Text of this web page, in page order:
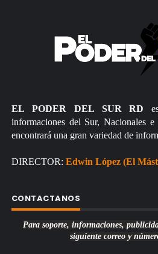
EL PODER DEL SUR RD
informaciones del Sur, Nacionales e
encontrará una gran variedad de
DIRECTOR: Edwin López (El
CONTACTANOS
Para soporte, informaciones,
siguiente correo y